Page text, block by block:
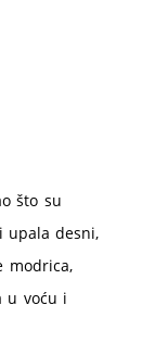
što su
upala desni,
modrica,
u voću i